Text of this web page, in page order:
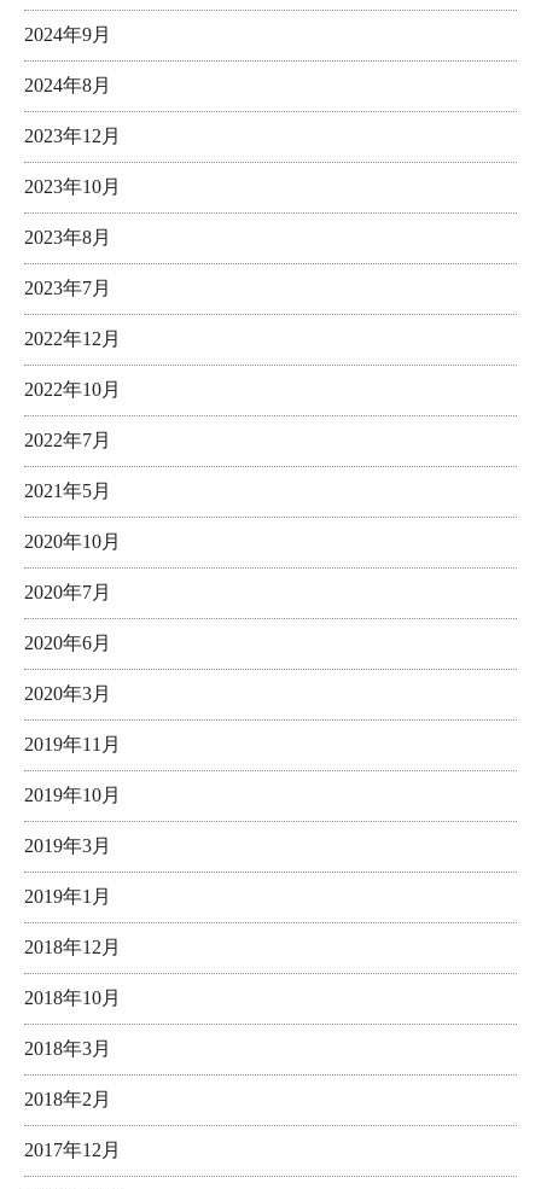
2024年9月
2024年8月
2023年12月
2023年10月
2023年8月
2023年7月
2022年12月
2022年10月
2022年7月
2021年5月
2020年10月
2020年7月
2020年6月
2020年3月
2019年11月
2019年10月
2019年3月
2019年1月
2018年12月
2018年10月
2018年3月
2018年2月
2017年12月